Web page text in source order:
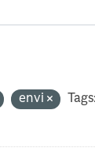
envi
Tags: